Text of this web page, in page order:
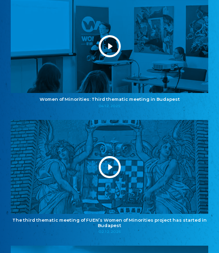
Women of Minorities: Third thematic meeting in Budapest
04.12.2025
The third thematic meeting of FUEN’s Women of Minorities project has started in
Budapest
02.12.2025